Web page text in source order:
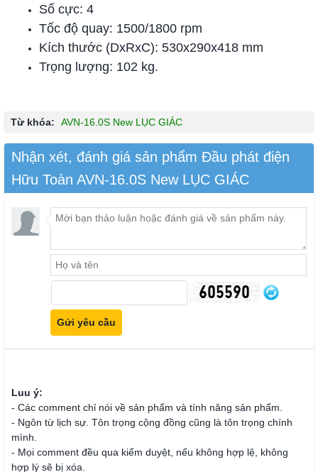
Số cực: 4
Tốc độ quay: 1500/1800 rpm
Kích thước (DxRxC): 530x290x418 mm
Trọng lượng: 102 kg.
Từ khóa: AVN-16.0S New LỤC GIÁC
Nhận xét, đánh giá sản phẩm Đầu phát điện
Hữu Toàn AVN-16.0S New LỤC GIÁC
Luu ý:
- Các comment chỉ nói về sản phẩm và tính năng sản phẩm.
- Ngôn từ lịch sự. Tôn trọng cộng đồng cũng là tôn trọng chính
mình.
- Mọi comment đều qua kiểm duyệt, nếu không hợp lệ, không
hợp lý sẽ bị xóa.